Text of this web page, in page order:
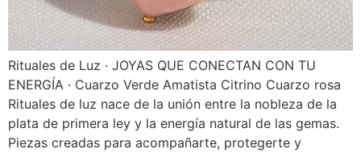
Rituales de Luz · JOYAS QUE CONECTAN CON TU
ENERGÍA · Cuarzo Verde Amatista Citrino Cuarzo rosa
Rituales de luz nace de la unión entre la nobleza de la
plata de primera ley y la energía natural de las gemas.
Piezas creadas para acompañarte, protegerte y